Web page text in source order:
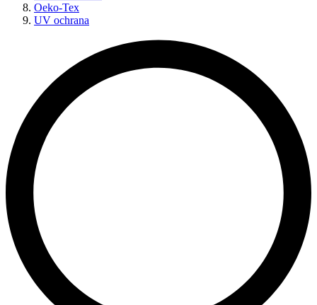
Oeko-Tex
UV ochrana